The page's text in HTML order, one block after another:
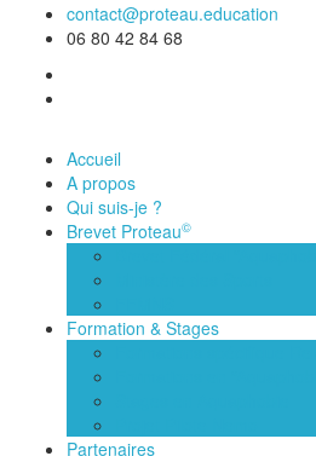
contact@proteau.education
06 80 42 84 68
Accueil
A propos
Qui suis-je ?
Brevet Proteau©
Formation & Stages
Partenaires